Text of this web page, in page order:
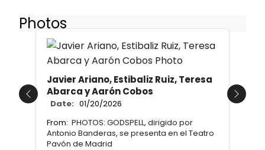
Photos
Javier Ariano, Estibaliz Ruiz, Teresa
Abarca y Aarón Cobos
Date: 01/20/2026
From: PHOTOS: GODSPELL, dirigido por
Antonio Banderas, se presenta en el Teatro
Pavón de Madrid
Previous Next